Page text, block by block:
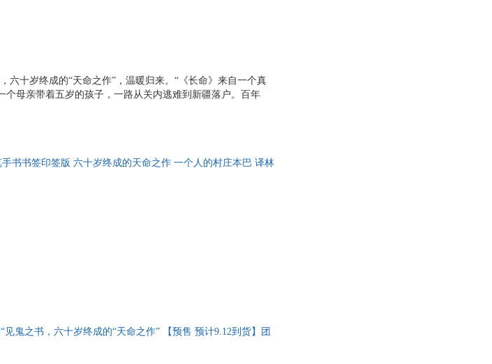
六十岁终成的“天命之作”，温暖归来。“《长命》来自一个真
母亲带着五岁的孩子，一路从关内逃难到新疆落户。百年
有黑夜‘见鬼’的恐惧童年，也回老家祭祖，在那里找回幼年
里躺了十年，它在等我长老， 长出地老天荒的情感来。直到
实，所以说，这
手书书签印签版 六十岁终成的天命之作 一个人的村庄本巴 译林
见鬼之书，六十岁终成的“天命之作” 【预售 预计9.12到货】团